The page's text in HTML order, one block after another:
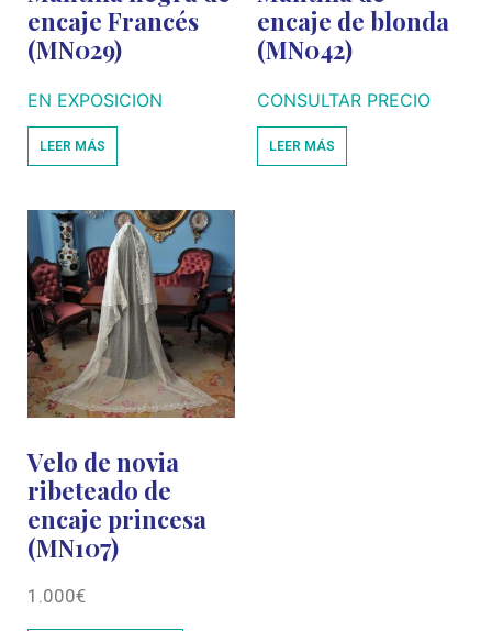
encaje Francés
(MN029)
EN EXPOSICION
LEER MÁS
encaje de blonda
(MN042)
CONSULTAR PRECIO
LEER MÁS
Velo de novia
ribeteado de
encaje princesa
(MN107)
1.000€